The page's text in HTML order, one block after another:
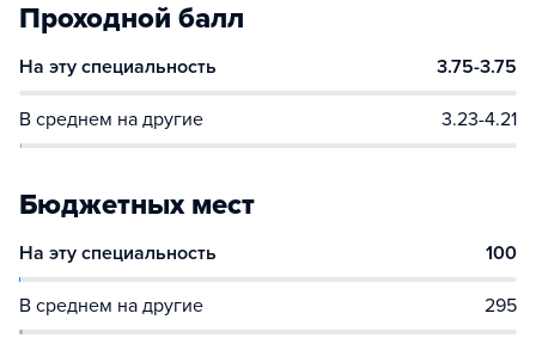
Проходной балл
На эту специальность 3.75-3.75
В среднем на другие 3.23-4.21
Бюджетных мест
На эту специальность 100
В среднем на другие 295